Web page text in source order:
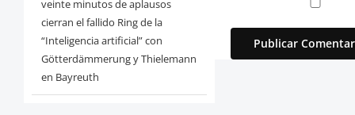
veinte minutos de aplausos
cierran el fallido Ring de la
“Inteligencia artificial” con
Götterdämmerung y Thielemann
en Bayreuth